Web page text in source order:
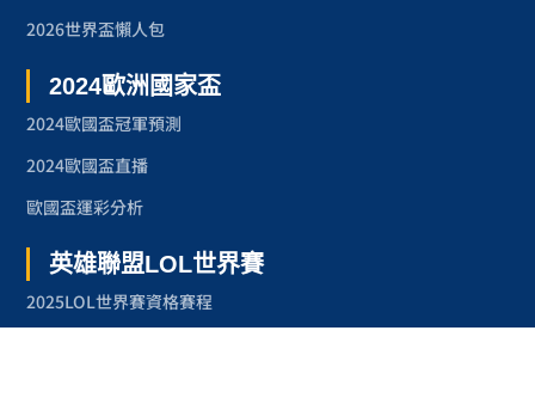
2026世界盃懶人包
2024歐洲國家盃
2024歐國盃冠軍預測
2024歐國盃直播
歐國盃運彩分析
英雄聯盟LOL世界賽
2025LOL世界賽資格賽程